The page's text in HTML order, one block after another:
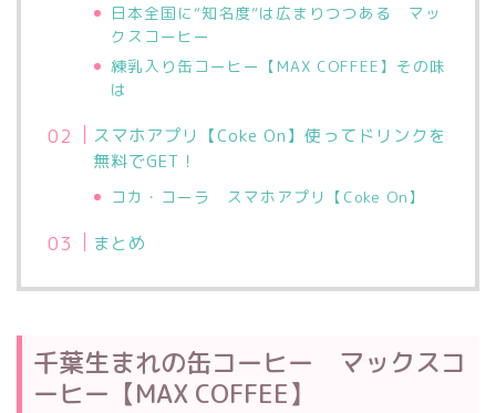
日本全国に“知名度”は広まりつつある マッ
クスコーヒー
練乳入り缶コーヒー【MAX COFFEE】その味
は
スマホアプリ【Coke On】使ってドリンクを
無料でGET！
コカ・コーラ スマホアプリ【Coke On】
まとめ
千葉生まれの缶コーヒー マックスコ
ーヒー【MAX COFFEE】